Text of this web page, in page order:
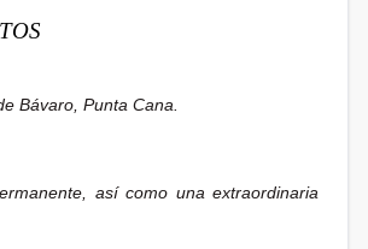
Bávaro, Punta Cana.
así como una extraordinaria